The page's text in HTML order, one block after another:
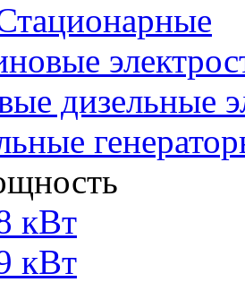
дизельные
кВт
кВт